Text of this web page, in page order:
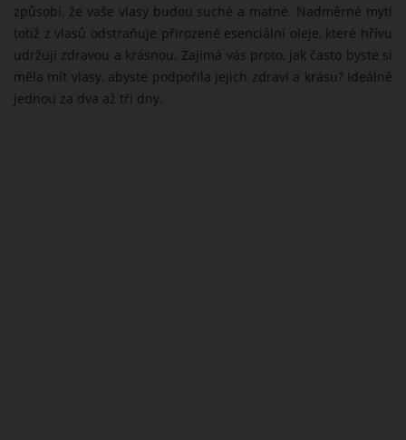
způsobí, že vaše vlasy budou suché a matné. Nadměrné mytí
totiž z vlasů odstraňuje přirozené esenciální oleje, které hřívu
udržují zdravou a krásnou. Zajímá vás proto, jak často byste si
měla mít vlasy, abyste podpořila jejich zdraví a krásu? Ideálně
jednou za dva až tři dny.